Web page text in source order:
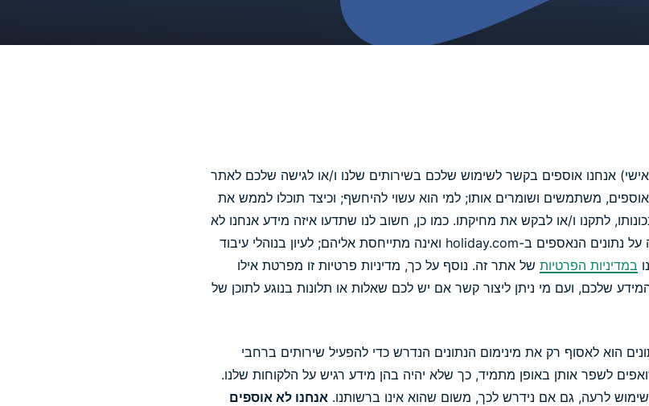
שמעמידות את
נתונים.
אנחנו אוספים בקשר לשימוש שלכם בשירותים שלנו ו/או לגישה שלכם לאתר
משתמשים ושומרים אותו; למי הוא עשוי להיחשף; וכיצד תוכלו לממש את
לתקנו ו/או לבקש את מחיקתו. כמו כן, חשוב לנו שתדעו איזה מידע אנחנו לא
אוספים בשום נסיבות. מדיניות זו אינה חלה על נתונים הנאספים ב-holiday.com ואינה מתייחסת אליהם; לעיון בנוהלי עיבוד
במדיניות הפרטיות של אתר זה. נוסף על כך, מדיניות פרטיות זו מפרטת אילו
שלכם, ועם מי ניתן ליצור קשר אם יש לכם שאלות או תלונות בנוגע לתוכן של
הוא לאסוף רק את מינימום הנתונים הנדרש כדי להפעיל שירותים ברחבי
לשפר אותן באופן מתמיד, כך שלא יהיה בהן מידע רגיש על הלקוחות שלנו.
שימוש לרעה, גם אם נידרש לכך, משום שהוא אינו ברשותנו. אנחנו לא אוספים